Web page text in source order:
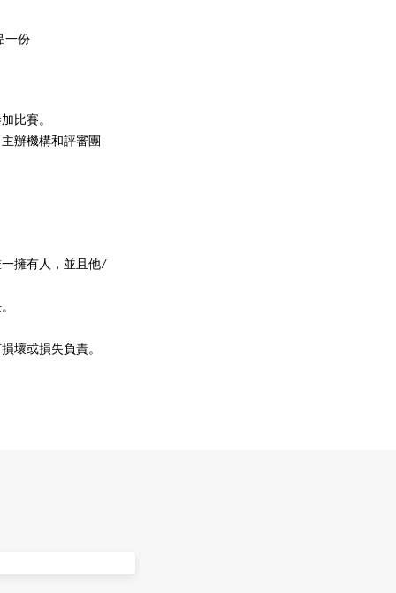
一份
比賽。
辦機構和評審團
擁有人，並且他/
壞或損失負責。